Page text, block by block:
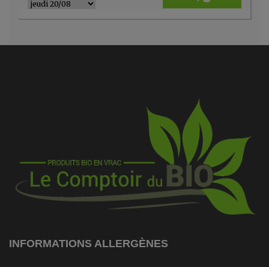
INFORMATIONS ALLERGÈNES